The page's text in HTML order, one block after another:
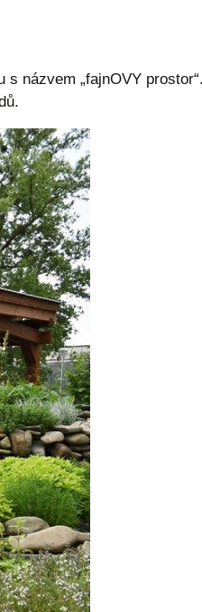
názvem „fajnOVY